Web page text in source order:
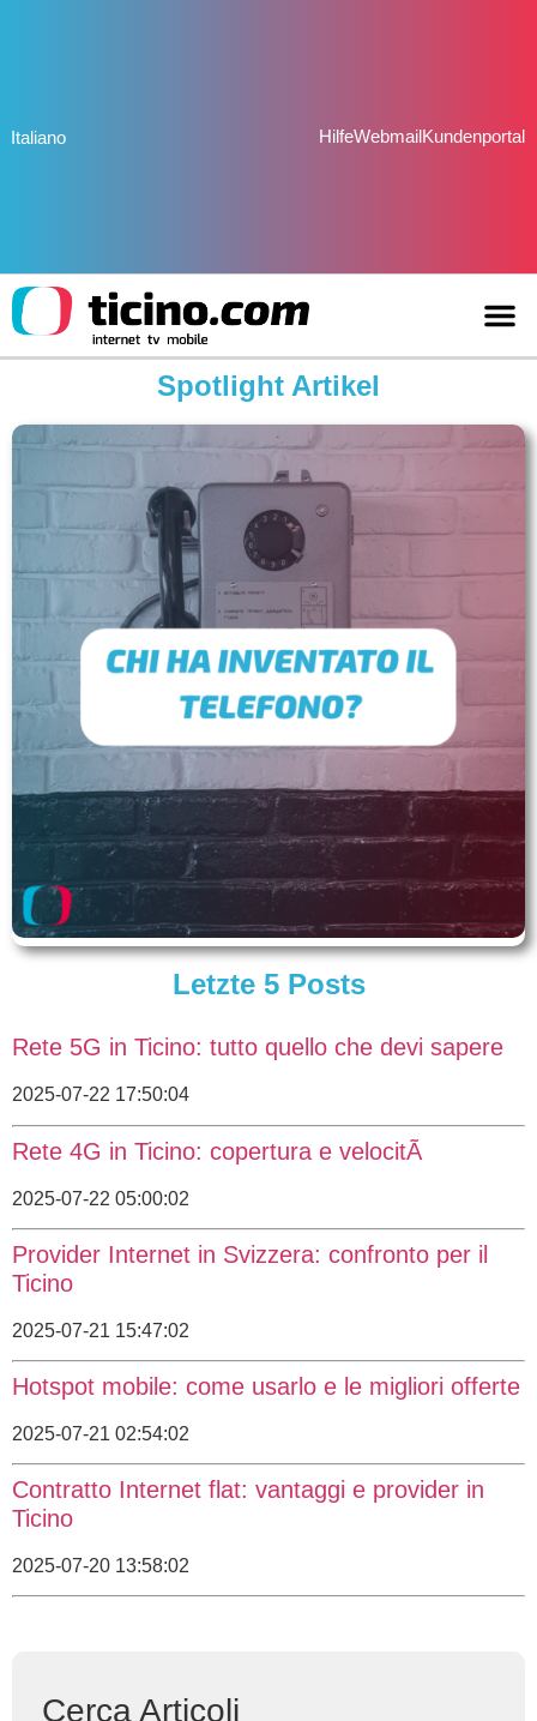
Italiano HilfeWebmailKundenportal
Spotlight Artikel
Letzte 5 Posts
Rete 5G in Ticino: tutto quello che devi sapere
2025-07-22 17:50:04
Rete 4G in Ticino: copertura e velocitÃ
2025-07-22 05:00:02
Provider Internet in Svizzera: confronto per il
Ticino
2025-07-21 15:47:02
Hotspot mobile: come usarlo e le migliori offerte
2025-07-21 02:54:02
Contratto Internet flat: vantaggi e provider in
Ticino
2025-07-20 13:58:02
Cerca Articoli